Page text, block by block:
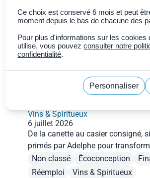
Vins & Spiritueux
6 juillet 2026
De la canette au casier consigné,
primés par Adelphe pour
emballages de la filière vins et
Non classé Écoconception
Réemploi
Vins & Spiritueux
Ce choix est conservé 6 mois et peut
moment depuis le bas de chacune des
Pour plus d'informations sur les cookies
utilise, vous pouvezconsulter notre
confidentialité.
Personnaliser